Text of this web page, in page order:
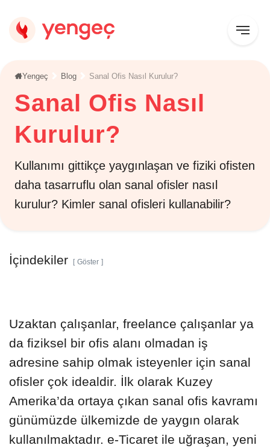
Yengeç Blog Sanal Ofis Nasıl Kurulur?
Sanal Ofis Nasıl
Kurulur?
Kullanımı gittikçe yaygınlaşan ve fiziki ofisten
daha tasarruflu olan sanal ofisler nasıl
kurulur? Kimler sanal ofisleri kullanabilir?
Uzaktan çalışanlar, freelance çalışanlar ya
da fiziksel bir ofis alanı olmadan iş
adresine sahip olmak isteyenler için sanal
ofisler çok idealdir. İlk olarak Kuzey
Amerika’da ortaya çıkan sanal ofis kavramı
günümüzde ülkemizde de yaygın olarak
kullanılmaktadır. e-Ticaret ile uğraşan, yeni
İçindekiler Göster